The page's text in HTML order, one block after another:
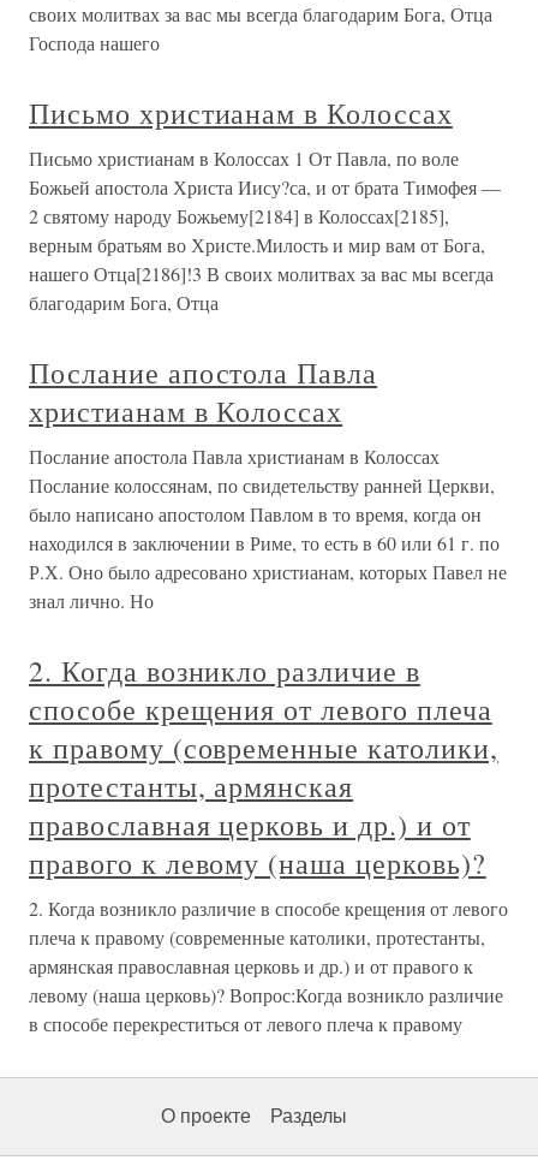
своих молитвах за вас мы всегда благодарим Бога, Отца
Господа нашего
Письмо христианам в Колоссах
Письмо христианам в Колоссах 1 От Павла, по воле
Божьей апостола Христа Иису?са, и от брата Тимофея —
2 святому народу Божьему[2184] в Колоссах[2185],
верным братьям во Христе.Милость и мир вам от Бога,
нашего Отца[2186]!3 В своих молитвах за вас мы всегда
благодарим Бога, Отца
Послание апостола Павла
христианам в Колоссах
Послание апостола Павла христианам в Колоссах
Послание колоссянам, по свидетельству ранней Церкви,
было написано апостолом Павлом в то время, когда он
находился в заключении в Риме, то есть в 60 или 61 г. по
Р.Х. Оно было адресовано христианам, которых Павел не
знал лично. Но
2. Когда возникло различие в
способе крещения от левого плеча
к правому (современные католики,
протестанты, армянская
православная церковь и др.) и от
правого к левому (наша церковь)?
2. Когда возникло различие в способе крещения от левого
плеча к правому (современные католики, протестанты,
армянская православная церковь и др.) и от правого к
левому (наша церковь)? Вопрос:Когда возникло различие
в способе перекреститься от левого плеча к правому
О проекте Разделы